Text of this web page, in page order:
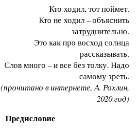
Кто ходил, тот поймет.
Кто не ходил – объяснить
затруднительно.
Это как про восход солнца
рассказывать.
Слов много – и все без толку. Надо
самому зреть.
(прочитано в интернете, А. Рохлин,
2020 год)
Предисловие